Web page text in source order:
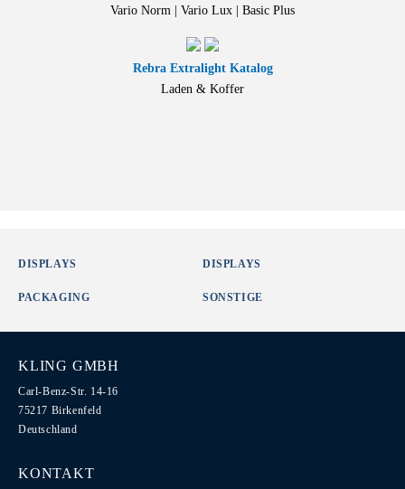
Vario Norm | Vario Lux | Basic Plus
Rebra Extralight Katalog
Laden & Koffer
DISPLAYS DISPLAYS
PACKAGING SONSTIGE
KLING GMBH
Carl-Benz-Str. 14-16
75217 Birkenfeld
Deutschland
KONTAKT